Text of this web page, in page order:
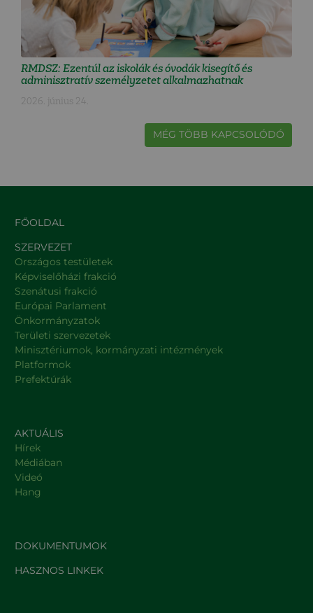
RMDSZ: Ezentúl az iskolák és óvodák kisegítő és
adminisztratív személyzetet alkalmazhatnak
2026. június 24.
MÉG TÖBB KAPCSOLÓDÓ
FŐOLDAL
SZERVEZET
Országos testületek
Képviselőházi frakció
Szenátusi frakció
Európai Parlament
Önkormányzatok
Területi szervezetek
Minisztériumok, kormányzati intézmények
Platformok
Prefektúrák
AKTUÁLIS
Hírek
Médiában
Videó
Hang
DOKUMENTUMOK
HASZNOS LINKEK